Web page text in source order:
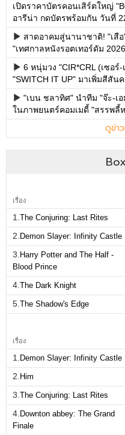
เปิดราคาบัตรคอนเสิร์ตใหญ่
อารีน่า กดบัตรพร้อมกัน วันที่
สาดอาคมสู่นานาชาติ! "เสือ
"เทศกาลหนังรอตเทอร์ดัม
6 หนุ่มวง "CIR*CRL (เซอร์
"SWITCH IT UP" มาเพิ่มสีสัน
"เบน ชลาทิศ" นำทีม "จ๊ะ-เ
ในภาพยนตร์คอมเมดี้ "สรรพลี้
ดูข่า
เรื่อง
1. The Conjuring: Last Rites
2. Demon Slayer: Infinity Castle
3. Harry Potter and The Half -
Blood Prince
4. The Dark Knight
5. The Shadow's Edge
เรื่อง
1. Demon Slayer: Infinity Castle
2. Him
3. The Conjuring: Last Rites
4. Downton abbey: The Grand
Finale